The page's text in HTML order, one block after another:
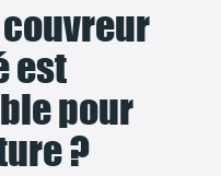
est
pour
?